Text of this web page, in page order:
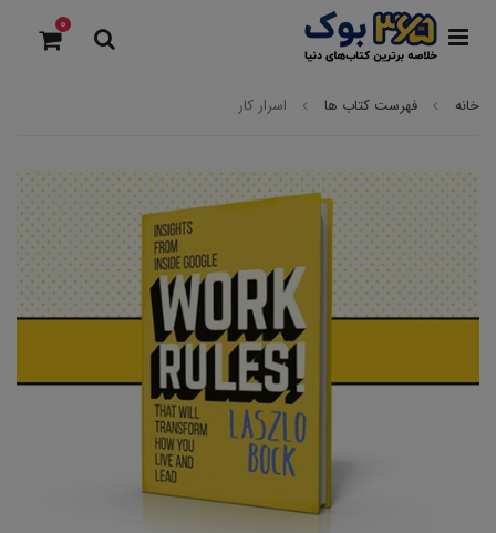
0
خانه فهرست کتاب ها اسرار کار